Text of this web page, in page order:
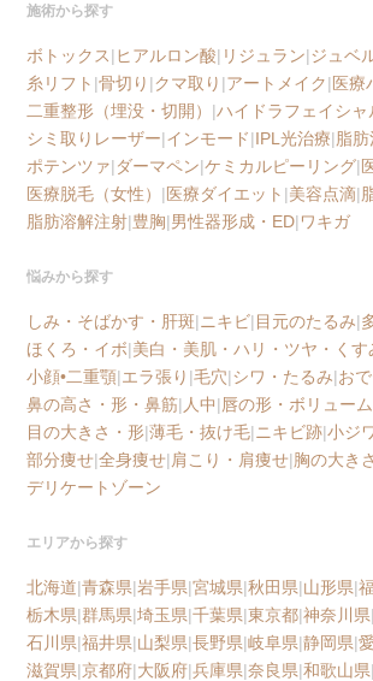
施術から探す
ボトックス|ヒアルロン酸| リジュラン|ジュベ
糸リフト |骨切り |クマ取り |アートメイク|医療
二重整形（埋没・切開） |ハイドラフェイシャ
シミ取りレーザー|インモード|IPL光治療|脂肪
ポテンツァ|ダーマペン|ケミカルピーリング|
医療脱毛（女性） |医療ダイエット |美容点滴|
脂肪溶解注射|豊胸|男性器形成・ED|ワキガ
悩みから探す
しみ・そばかす・肝斑| ニキビ|目元のたるみ|
ほくろ・イボ|美白・美肌・ハリ・ツヤ・くす
小顔•二重顎|エラ張り |毛穴|シワ・たるみ|お
鼻の高さ・形・鼻筋| 人中|唇の形・ボリュー
目の大きさ・形|薄毛・抜け毛| ニキビ跡|小ジ
部分痩せ|全身痩せ|肩こり・肩痩せ|胸の大き
デリケートゾーン
エリアから探す
北海道|青森県|岩手県|宮城県|秋田県|山形県|
栃木県|群馬県|埼玉県|千葉県|東京都|神奈川県|
石川県|福井県|山梨県|長野県|岐阜県|静岡県|
滋賀県|京都府|大阪府|兵庫県|奈良県|和歌山県|